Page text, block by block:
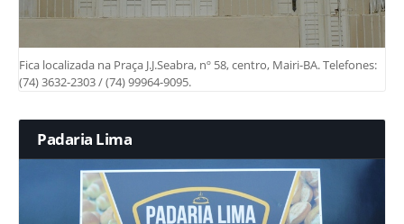
Fica localizada na Praça J.J.Seabra, nº 58, centro, Mairi-BA. Telefones:
(74) 3632-2303 / (74) 99964-9095.
Padaria Lima